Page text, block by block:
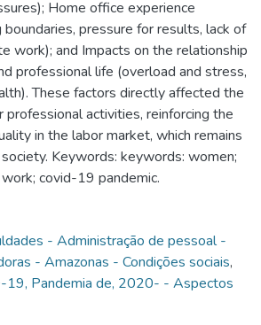
Home office experience
pressure for results, lack of
work); and Impacts on the relationship
professional life (overload and stress,
These factors directly affected the
activities, reinforcing the
in the labor market, which remains
Keywords: keywords: women;
covid-19 pandemic.
- Administração de pessoal -
- Amazonas - Condições sociais,
19, Pandemia de, 2020- - Aspectos